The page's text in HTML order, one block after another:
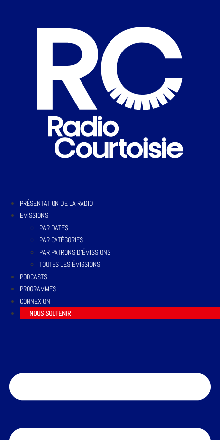
PRÉSENTATION DE LA RADIO
EMISSIONS
PAR DATES
PAR CATÉGORIES
PAR PATRONS D’ÉMISSIONS
TOUTES LES ÉMISSIONS
PODCASTS
PROGRAMMES
CONNEXION
NOUS SOUTENIR